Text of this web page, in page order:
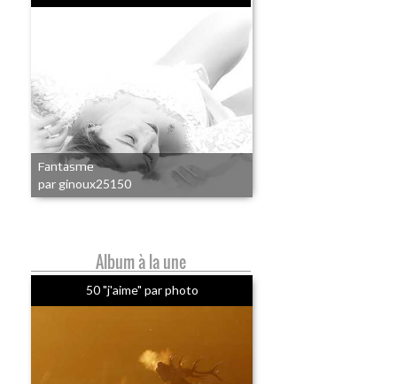
Fantasme
par ginoux25150
Album à la une
50 "j'aime" par photo